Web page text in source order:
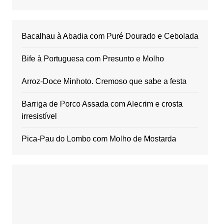
Bacalhau à Abadia com Puré Dourado e Cebolada
Bife à Portuguesa com Presunto e Molho
Arroz-Doce Minhoto. Cremoso que sabe a festa
Barriga de Porco Assada com Alecrim e crosta
irresistível
Pica-Pau do Lombo com Molho de Mostarda